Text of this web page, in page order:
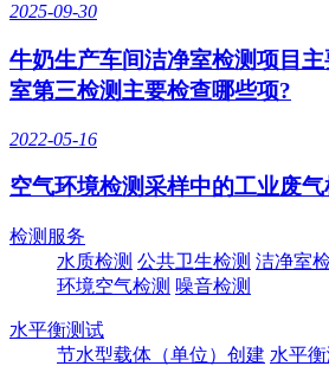
2025-09-30
牛奶生产车间洁净室检测项目
室第三检测主要检查哪些项?
2022-05-16
空气环境检测采样中的工业废气
检测服务
水质检测 公共卫生检测 洁净室
环境空气检测 噪音检测
水平衡测试
节水型载体（单位）创建 水平